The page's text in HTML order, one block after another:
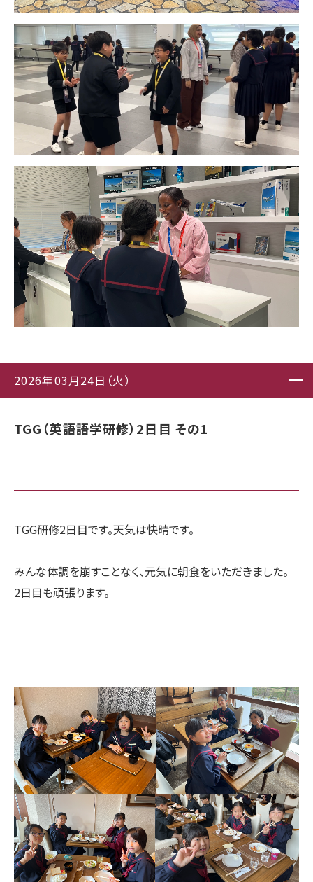
2026年03月24日（火）
TGG（英語語学研修）2日目 その1
TGG研修2日目です。天気は快晴です。
みんな体調を崩すことなく、元気に朝食をいただきました。
2日目も頑張ります。